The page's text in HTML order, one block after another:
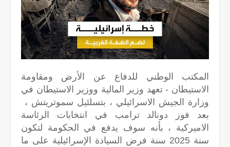
المكتب الوطني للدفاع عن الأرض ومقاومة
الاستيطان - تعهد وزير المالية ووزير الاستيطان في
وزارة الجيش الاسرائيلي ، بتسلئيل سموتريتش ،
بعد فوز دونالد ترامب في انتخابات الرئاسة
الاميركية ، بأنه سوف يدفع في الحكومة لتكون
سنة 2025 سنة فرض السيادة الإسرائيلية على ما